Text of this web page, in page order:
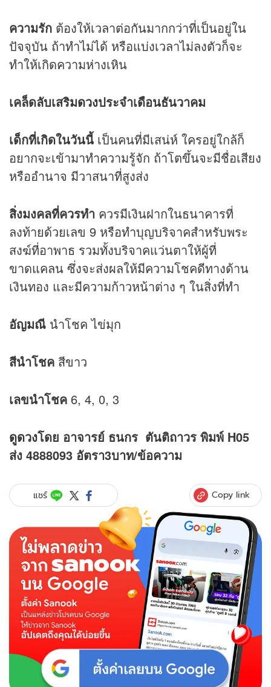
ความรัก ต้องให้เวลาต่อกันมากกว่าที่เป็นอยู่ใน
ปัจจุบัน ถ้าทำไม่ได้ หรือแบ่งเวลาไม่ลงตัวก็จะ
ทำให้เกิดความห่างเหิน
เคล็ดลับเสริมดวงประจำเดือนธันวาคม
เด็กที่เกิดในวันนี้ เป็นคนที่มีเสน่ห์ ใครอยู่ใกล้ก็
อยากจะเข้ามาทำความรู้จัก ถ้าโตขึ้นจะมีชื่อเสียง
หรืออำนาจ มีวาสนาที่สูงส่ง
สิ่งมงคลที่ควรทำ ควรมีเงินฝากในธนาคารที่
ลงท้ายด้วยเลข 9 หรือทำบุญบริจาคสำหรับพระ
สงฆ์ที่อาพาธ รวมทั้งบริจาคแว่นตาให้ผู้ที่
ขาดแคลน ซึ่งจะส่งผลให้มีความโชคดีทางด้าน
เงินทอง และมีความก้าวหน้าต่าง ๆ ในสิ่งที่ทำ
อัญมณี นำโชค ไข่มุก
สีนำโชค สีขาว
เลขนำโชค 6, 4, 0, 3
ดูดวงโดย อาจารย์ ธนกร ตันติถาวร พิมพ์ H05
ส่ง 4888093 อัตรา3บาท/ข้อความ
แชร์ Copy link